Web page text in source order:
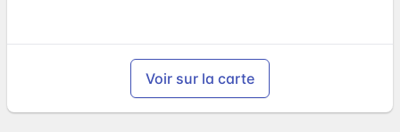
Voir sur la carte